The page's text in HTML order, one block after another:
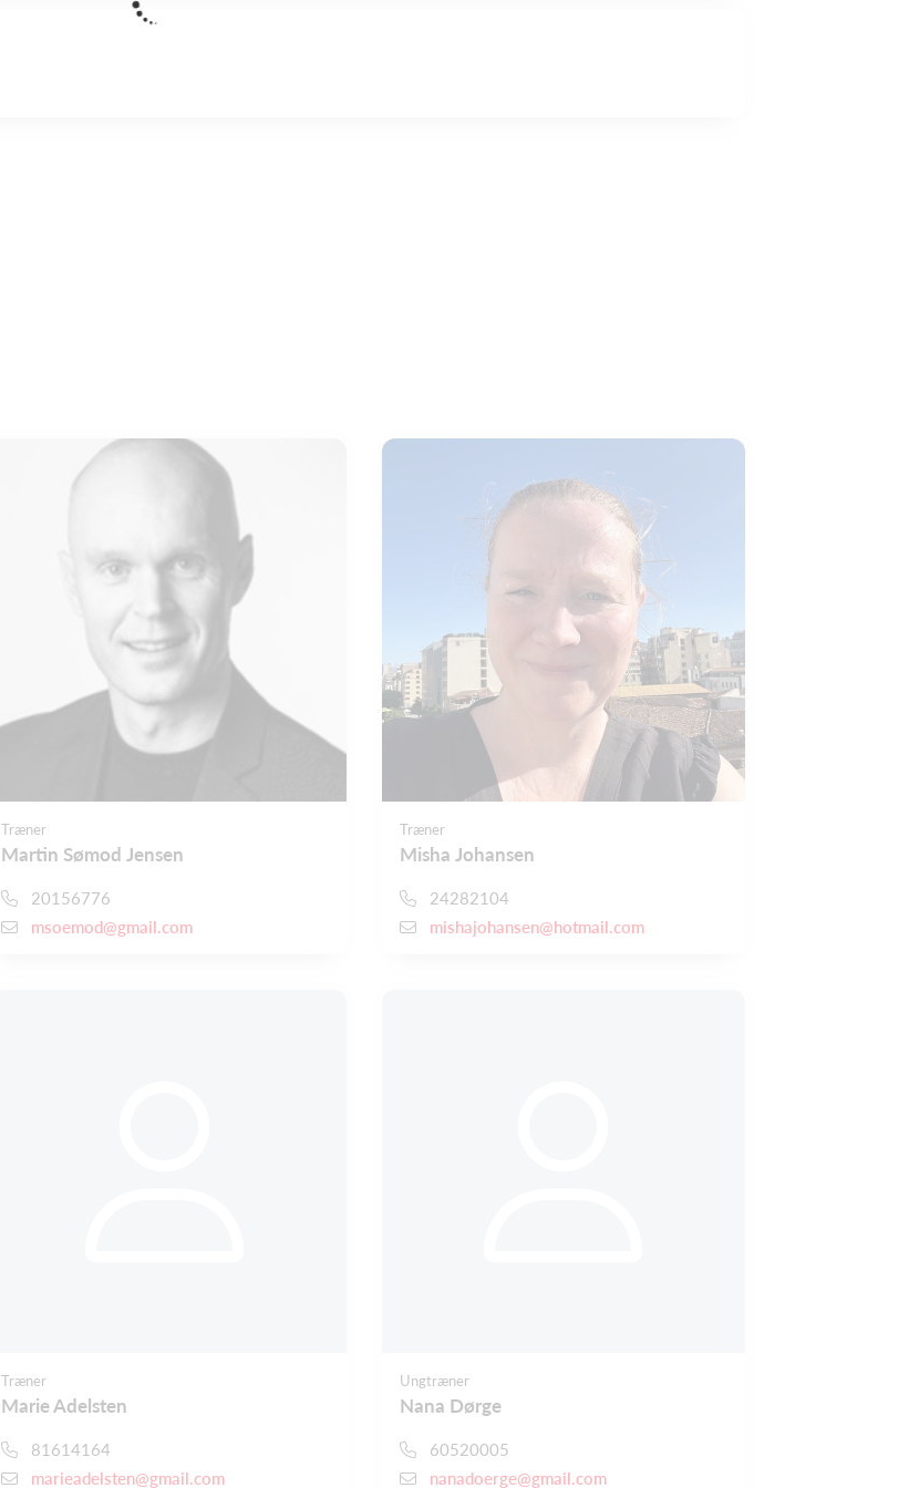
Træner
Martin Sømod Jensen
20156776
msoemod@gmail.com
Træner
Misha Johansen
24282104
mishajohansen@hotmail.com
Træner
Marie Adelsten
81614164
marieadelsten@gmail.com
Ungtræner
Nana Dørge
60520005
nanadoerge@gmail.com